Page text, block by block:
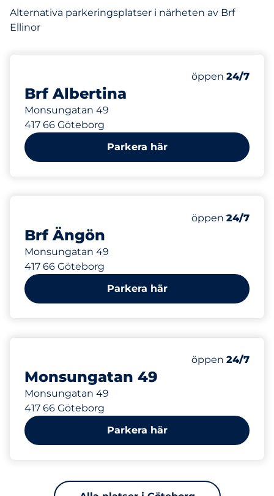
Alternativa parkeringsplatser i närheten av Brf
Ellinor
Brf Albertina
Monsungatan 49
417 66 Göteborg
Antal
Totalt antal
Torsdag&nbsp
öppen 24/7
Parkera här
Brf Ängön
Monsungatan 49
417 66 Göteborg
Antal
Totalt antal
Torsdag&nbsp
öppen 24/7
Parkera här
Monsungatan 49
Monsungatan 49
417 66 Göteborg
Antal
Totalt antal
Torsdag&nbsp
öppen 24/7
Parkera här